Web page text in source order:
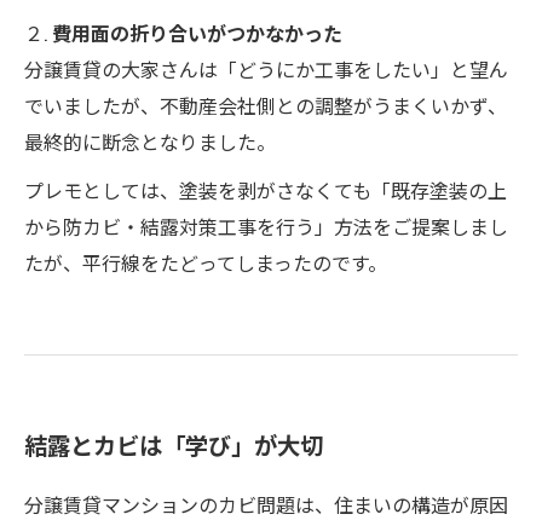
２. 費用面の折り合いがつかなかった
分譲賃貸の大家さんは「どうにか工事をしたい」と望ん
でいましたが、不動産会社側との調整がうまくいかず、
最終的に断念となりました。
プレモとしては、塗装を剥がさなくても「既存塗装の上
から防カビ・結露対策工事を行う」方法をご提案しまし
たが、平行線をたどってしまったのです。
結露とカビは「学び」が大切
分譲賃貸マンションのカビ問題は、住まいの構造が原因